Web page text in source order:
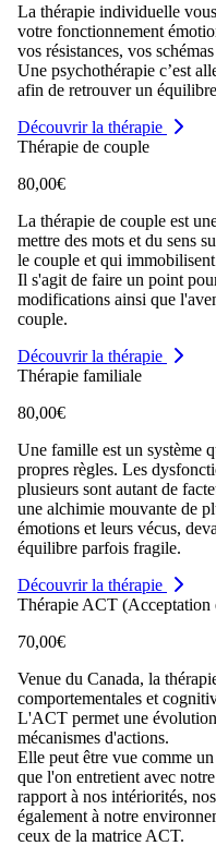
La thérapie individuelle
votre fonctionnement
vos résistances, vos
Une psychothérapie c’est
afin de retrouver un
Découvrir la thérapie
Thérapie de couple
80,00€
La thérapie de couple est
mettre des mots et du sens
le couple et qui
Il s'agit de faire un point
modifications ainsi que
couple.
Découvrir la thérapie
Thérapie familiale
80,00€
Une famille est un système
propres règles. Les
plusieurs sont autant de
une alchimie mouvante de
émotions et leurs vécus,
équilibre parfois fragile.
Découvrir la thérapie
Thérapie ACT (Acceptation
70,00€
Venue du Canada, la
comportementales et
L'ACT permet une
mécanismes d'actions.
Elle peut être vue comme
que l'on entretient avec
rapport à nos intériorités,
également à notre
ceux de la matrice ACT.